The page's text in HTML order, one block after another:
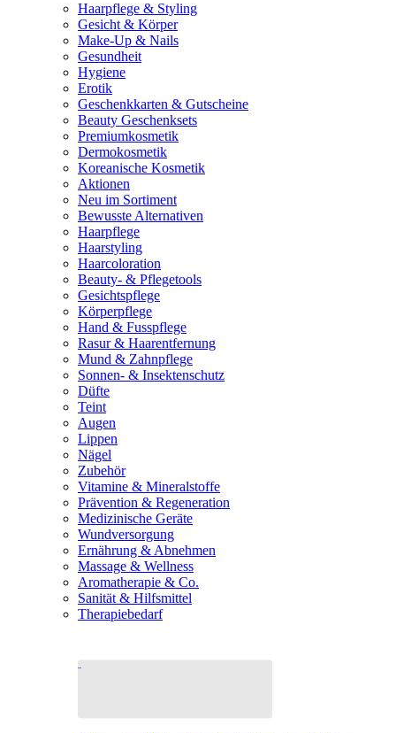
Haarpflege & Styling
Gesicht & Körper
Make-Up & Nails
Gesundheit
Hygiene
Erotik
Geschenkkarten & Gutscheine
Beauty Geschenksets
Premiumkosmetik
Dermokosmetik
Koreanische Kosmetik
Aktionen
Neu im Sortiment
Bewusste Alternativen
Haarpflege
Haarstyling
Haarcoloration
Beauty- & Pflegetools
Gesichtspflege
Körperpflege
Hand & Fusspflege
Rasur & Haarentfernung
Mund & Zahnpflege
Sonnen- & Insektenschutz
Düfte
Teint
Augen
Lippen
Nägel
Zubehör
Vitamine & Mineralstoffe
Prävention & Regeneration
Medizinische Geräte
Wundversorgung
Ernährung & Abnehmen
Massage & Wellness
Aromatherapie & Co.
Sanität & Hilfsmittel
Therapiebedarf